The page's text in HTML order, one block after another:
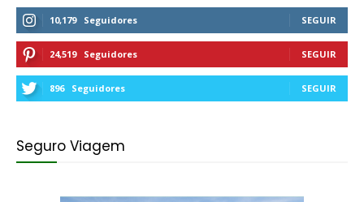
10,179 Seguidores SEGUIR
24,519 Seguidores SEGUIR
896 Seguidores SEGUIR
Seguro Viagem